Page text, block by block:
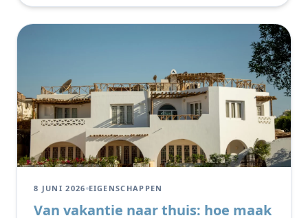
8 JUNI 2026 EIGENSCHAPPEN
Van vakantie naar thuis: hoe maak